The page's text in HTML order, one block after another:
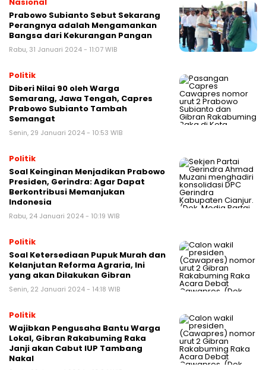
Prabowo Subianto Sebut Sekarang
Perangnya adalah Mengamankan
Bangsa dari Kekurangan Pangan
Rabu, 31 Januari 2024 - 11:07 WIB
Politik
Diberi Nilai 90 oleh Warga
Semarang, Jawa Tengah, Capres
Prabowo Subianto Tambah
Semangat
Senin, 29 Januari 2024 - 10:53 WIB
Politik
Soal Keinginan Menjadikan Prabowo
Presiden, Gerindra: Agar Dapat
Berkontribusi Memanjukan
Indonesia
Rabu, 24 Januari 2024 - 10:19 WIB
Politik
Soal Ketersediaan Pupuk Murah dan
Kelanjutan Reforma Agraria, Ini
yang akan Dilakukan Gibran
Senin, 22 Januari 2024 - 14:18 WIB
Politik
Wajibkan Pengusaha Bantu Warga
Lokal, Gibran Rakabuming Raka
Janji akan Cabut IUP Tambang
Nakal